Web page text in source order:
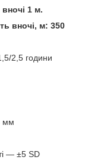
1 м.
вночі, м: 350
2,5 години
мм
— ±5 SD